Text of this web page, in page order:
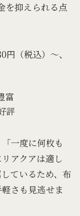
を抑えられる点
（税込）～、
富
評
一度に何枚も
アクアは適し
ているため、布
さも見逃せま